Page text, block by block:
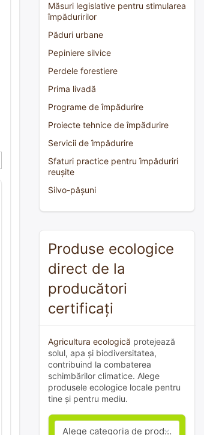
Măsuri legislative pentru stimularea
împăduririlor
Păduri urbane
Pepiniere silvice
Perdele forestiere
Prima livadă
Programe de împădurire
Proiecte tehnice de împădurire
Servicii de împădurire
Sfaturi practice pentru împăduriri
reușite
Silvo-pășuni
Produse ecologice
direct de la
producători
certificați
Agricultura ecologică protejează
solul, apa și biodiversitatea,
contribuind la combaterea
schimbărilor climatice. Alege
produsele ecologice locale pentru
tine și pentru mediu.